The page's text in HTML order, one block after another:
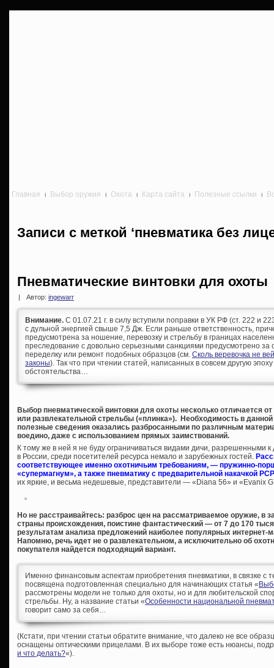
Главная Выбор оружия Охота Карта сайта Полезные ссылки
Записи с меткой ‘пневматика без
Пневматические винтовки для охоты
Автор: ingewarr
Внимание. С 01.07.21 г. в силу вступили поправки в УК РФ (ст. 222 и
с дульной энергией свыше 7,5 Дж. Если раньше ответственность,
предусмотрена за ношение, перевозку и стрельбу в границах
преследование с довольно серьезными санкциями предусмотрено за
переделку или ремонт подобных образцов (см. Сколь веревочка не
законы). Так что при чтении статей, написанных в совсем другую
обстоятельства…
Выбор пневматической винтовки для охоты несколько отличается
или развлекательной стрельбы («плинка»). Необходимость в данной
полезные сведения оказались разбросанными по различным
воедино, даже с использованием прямых заимствований.
К тому же в ней я не буду ограничиваться видами дичи, разрешенными
в России, среди посетителей ресурса немало и зарубежных гостей.
соответствующее именно охотничьим требованиям, — пружинно-
«супермагнум», а также пневматику с предварительной накачкой
их яркие, и весьма недешевые, представители — «Diana 56» и «Evanix
Но не расстраивайтесь: разброс цен на рассматриваемое оружие, в
страны происхождения, поистине фантастический — от 7 до 170
результатам анализа предложений наиболее популярных интернет-
Напомню, речь идет не о развлекательном, а исключительно об
покупателя найдется подходящий вариант.
Именно финансовым аспектам приобретения пневматики, в связке с
посвящена подготовленная специально для начинающих статья «
рассмотрены модели не только для охоты, но и для любительской
стрельбы. Ну, а название статьи «Особенности национальной
говорит само за себя…
(Кстати, при чтении статьи обратите внимание, что далеко не все
оснащены оптическими прицелами. В их выборе тоже есть нюансы,
и что делать?«).